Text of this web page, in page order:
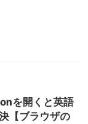
を開くと英語
【ブラウザの